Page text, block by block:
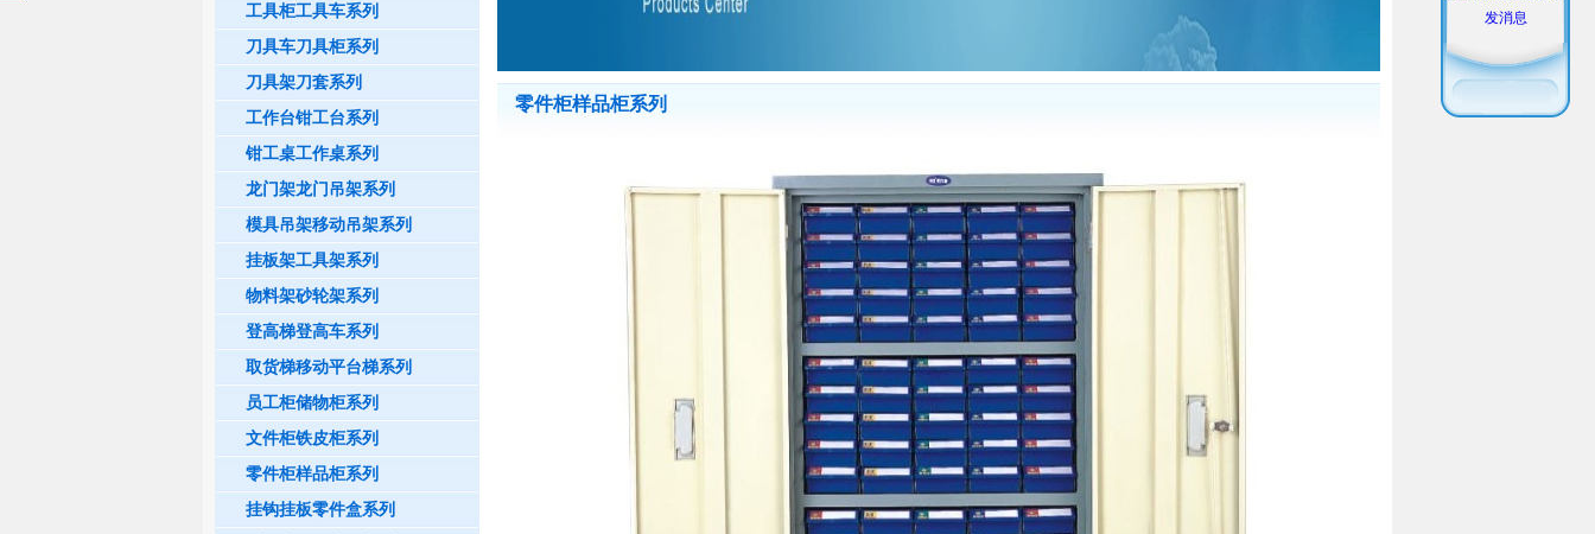
工具柜工具车系列
刀具车刀具柜系列
刀具架刀套系列
工作台钳工台系列
钳工桌工作桌系列
龙门架龙门吊架系列
模具吊架移动吊架系列
挂板架工具架系列
物料架砂轮架系列
登高梯登高车系列
取货梯移动平台梯系列
员工柜储物柜系列
文件柜铁皮柜系列
零件柜样品柜系列
挂钩挂板零件盒系列
零件柜样品柜系列